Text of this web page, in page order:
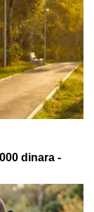
kao sa